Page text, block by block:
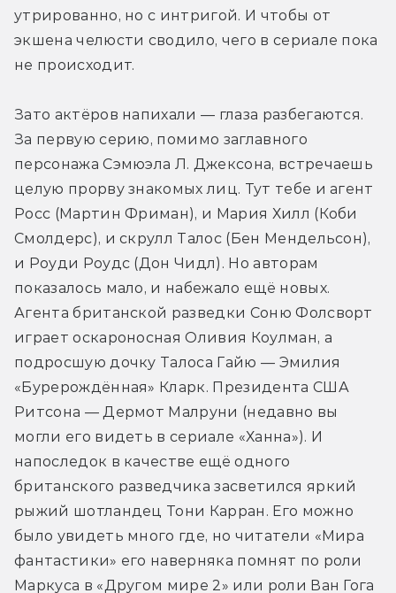
утрированно, но с интригой. И чтобы от
экшена челюсти сводило, чего в сериале пока
не происходит.
Зато актёров напихали — глаза разбегаются.
За первую серию, помимо заглавного
персонажа Сэмюэла Л. Джексона, встречаешь
целую прорву знакомых лиц. Тут тебе и агент
Росс (Мартин Фриман), и Мария Хилл (Коби
Смолдерс), и скрулл Талос (Бен Мендельсон),
и Роуди Роудс (Дон Чидл). Но авторам
показалось мало, и набежало ещё новых.
Агента британской разведки Соню Фолсворт
играет оскароносная Оливия Коулман, а
подросшую дочку Талоса Гайю — Эмилия
«Бурерождённая» Кларк. Президента США
Ритсона — Дермот Малруни (недавно вы
могли его видеть в сериале «Ханна»). И
напоследок в качестве ещё одного
британского разведчика засветился яркий
рыжий шотландец Тони Карран. Его можно
было увидеть много где, но читатели «Мира
фантастики» его наверняка помнят по роли
Маркуса в «Другом мире 2» или роли Ван Гога